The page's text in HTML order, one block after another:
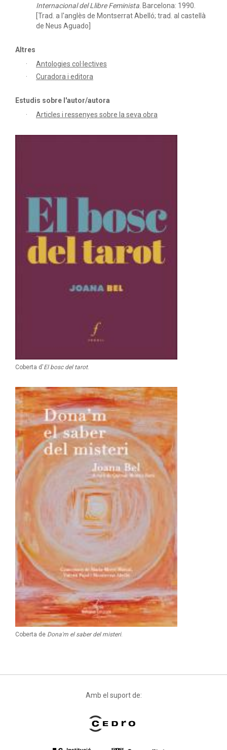
Coberta d'El bosc del tarot.
Coberta de Dona'm el saber del misteri.
Internacional del Llibre Feminista Barcelona: 1990.
[Trad. a l'anglès de Montserrat Abelló; trad. al castellà
de Neus Aguado]
Altres
Antologies col·lectives
Curadora i editora
Estudis sobre l'autor/autora
Articles i ressenyes sobre la seva obra
Amb el suport de: